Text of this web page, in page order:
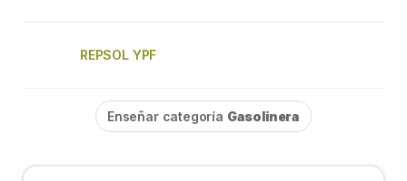
REPSOL YPF
Enseñar categoría Gasolinera